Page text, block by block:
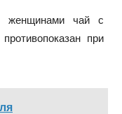
женщинами чай с
при